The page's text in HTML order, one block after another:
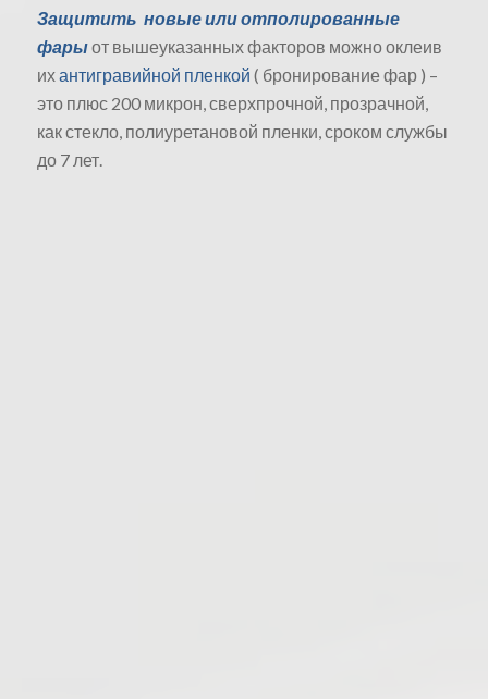
Защитить новые или отполированные
фарыот вышеуказанных факторов можно оклеив
ихантигравийной пленкой ( бронирование фар ) –
это плюс 200 микрон, сверхпрочной, прозрачной,
как стекло, полиуретановой пленки, сроком службы
до 7 лет.